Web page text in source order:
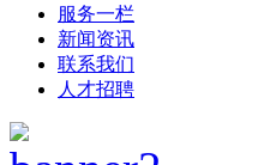
服务一栏
新闻资讯
联系我们
人才招聘